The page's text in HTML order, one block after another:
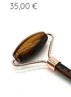
Prix
35,00 €